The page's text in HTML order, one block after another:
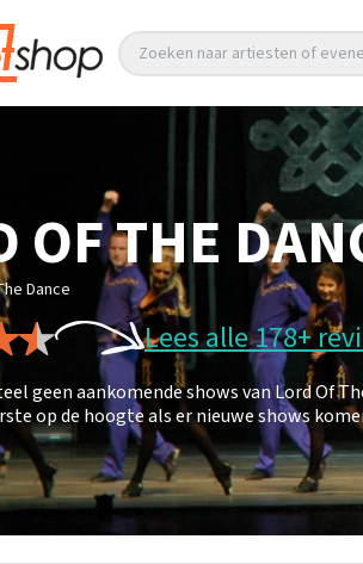
Zoeken naar artiesten of
OF THE
Dance
Lees alle 178+
geen aankomende shows van Lord Of
op de hoogte als er nieuwe shows